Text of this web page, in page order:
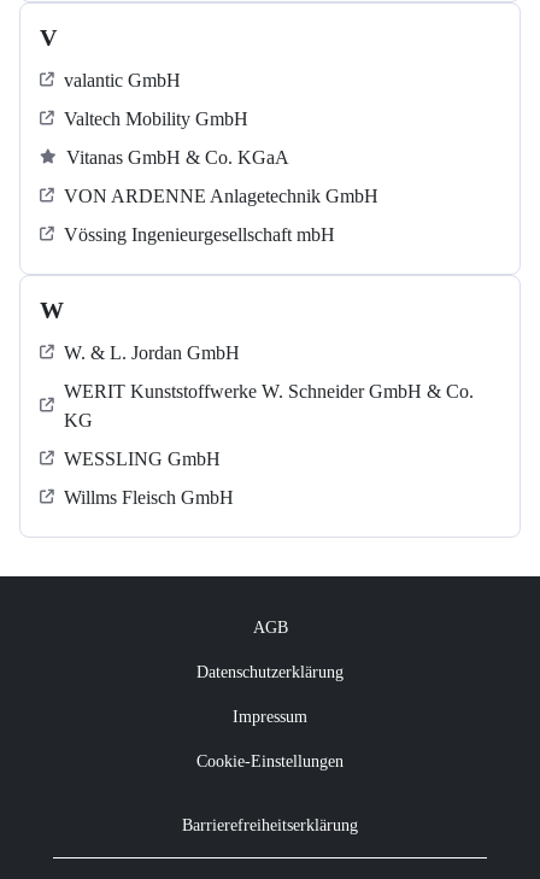
V
valantic GmbH
Valtech Mobility GmbH
Vitanas GmbH & Co. KGaA
VON ARDENNE Anlagetechnik GmbH
Vössing Ingenieurgesellschaft mbH
W
W. & L. Jordan GmbH
WERIT Kunststoffwerke W. Schneider GmbH & Co.
KG
WESSLING GmbH
Willms Fleisch GmbH
AGB
Datenschutzerklärung
Impressum
Cookie-Einstellungen
Barrierefreiheitserklärung